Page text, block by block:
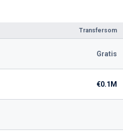
Transfersom
Gratis
€0.1M